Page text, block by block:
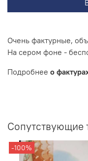
Очень фактурные,
На сером фоне -
Подробнее о
Сопутствующие
-100%